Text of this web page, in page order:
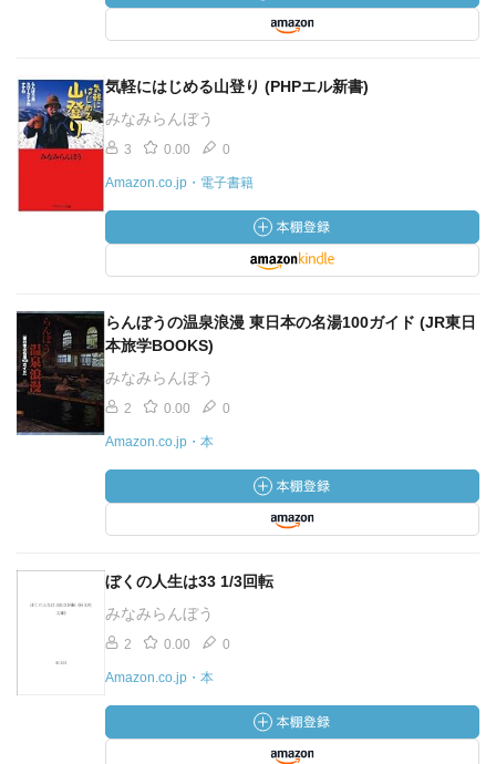
気軽にはじめる山登り (PHPエル新書)
みなみらんぼう
3 0.00 0
Amazon.co.jp・電子書籍
らんぼうの温泉浪漫 東日本の名湯100ガイド (JR東日
本旅学BOOKS)
みなみらんぼう
2 0.00 0
Amazon.co.jp・本
ぼくの人生は33 1/3回転
みなみらんぼう
2 0.00 0
Amazon.co.jp・本